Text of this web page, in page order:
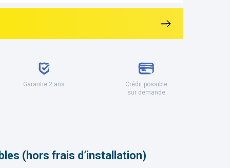
Garantie 2 ans
Crédit possible
sur demande
(hors frais d’installation)